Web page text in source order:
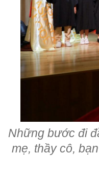
Những bước đi
mẹ, thầy cô,